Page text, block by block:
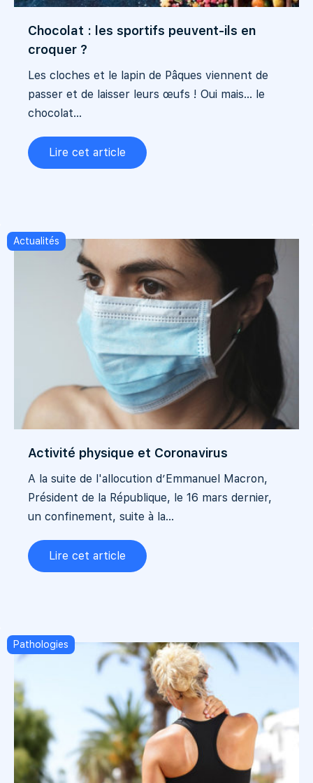
Chocolat : les sportifs peuvent-ils en
croquer ?
Les cloches et le lapin de Pâques viennent de
passer et de laisser leurs œufs ! Oui mais… le
chocolat...
Lire cet article
Actualités
Activité physique et Coronavirus
A la suite de l'allocution d’Emmanuel Macron,
Président de la République, le 16 mars dernier,
un confinement, suite à la...
Lire cet article
Pathologies